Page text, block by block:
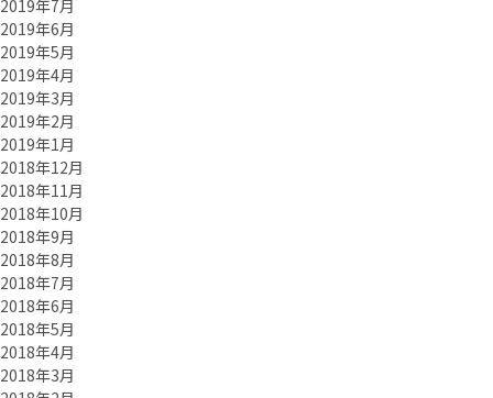
2019年7月
2019年6月
2019年5月
2019年4月
2019年3月
2019年2月
2019年1月
2018年12月
2018年11月
2018年10月
2018年9月
2018年8月
2018年7月
2018年6月
2018年5月
2018年4月
2018年3月